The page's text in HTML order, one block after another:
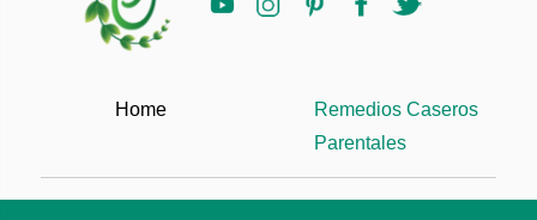
Home
Remedios Caseros
Parentales